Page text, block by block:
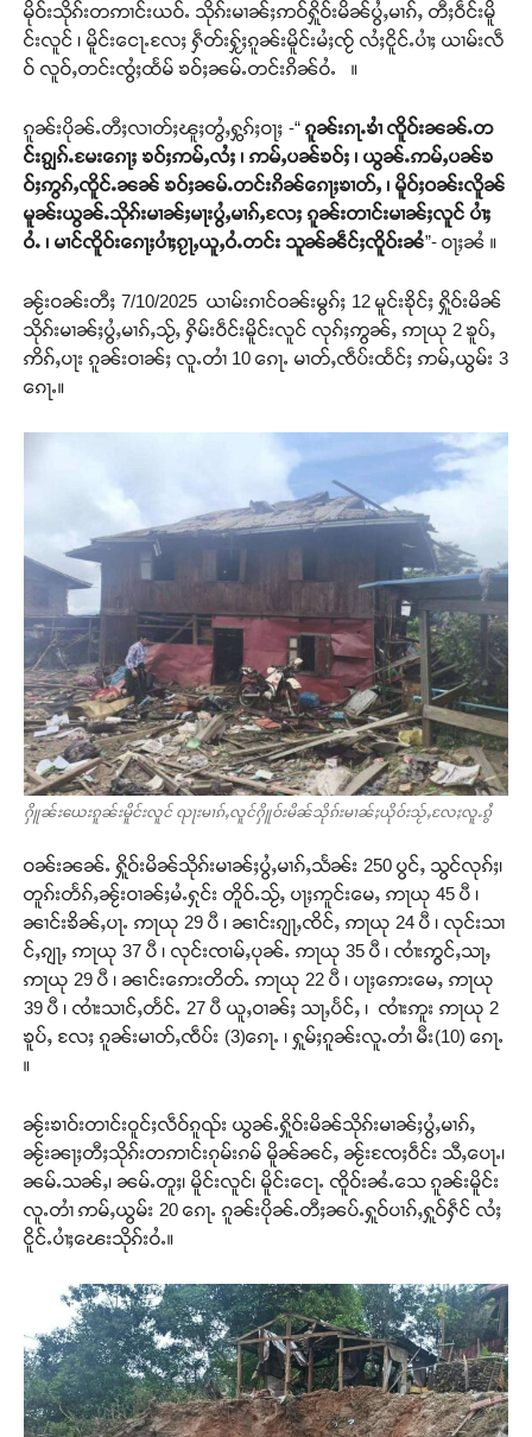
မိုဝ်းသိုၵ်းတဢၢင်းယဝ်ႉ သိုၵ်းမၢၼ်ႈဢဝ်ႁိူဝ်းမိၼ်ပွႆႇမၢၵ်ႇ တီႈဝဵင်းမိူ
င်းလူင် ၊ မိူင်းငေႃႉလႄႈ ႁဵတ်းႁႂ်ႈၵူၼ်းမိူင်းမႆႈၸႂ် လႆႈငိူင်ႉပၢႆႈ ယၢမ်းလဵ
ဝ် လူဝ်ႇတင်းၸွႆႈထႅမ် ၶဝ်ႈၼမ်ႉတင်းၵိၼ်ဝႆႉ ။
ၵူၼ်းပိုၼ်ႉတီႈလၢတ်ႈၽူႈတွႆႇႁွၵ်ႈဝႃႈ -“ ၵူၼ်းၵႃႉၶၢႆ ၸိူဝ်းၼၼ်ႉတ
င်းၵျွၵ်ႉမႄးၵေႃႈ ၶဝ်ႈဢမ်ႇလႆႈ ၊ ဢမ်ႇပၼ်ၶဝ်ႈ ၊ ယွၼ်ႉဢမ်ႇပၼ်ၶ
ဝ်ႈဢွၵ်ႇၸိူင်ႉၼၼ် ၶဝ်ႈၼမ်ႉတင်းၵိၼ်ၵေႃႈၶၢတ်ႇ ၊ မိူဝ်ႈဝၼ်းလိူၼ်
မူၼ်းယွၼ်ႉသိုၵ်းမၢၼ်ႈမႃးပွႆႇမၢၵ်ႇလႄႈ ၵူၼ်းတၢင်းမၢၼ်ႈလူင် ပၢႆႈ
ဝႆႉ ၊ မၢင်ၸိူဝ်းၵေႃႈပၢႆႈၵႂႃႇယူႇဝႆႉတင်း သူၼ်ၼဵင်ႈၸိူဝ်းၼႆ”- ဝႃႈၼႆ ။
ၼႂ်းဝၼ်းတီႈ 7/10/2025 ယၢမ်းၵၢင်ဝၼ်းမွၵ်ႈ 12 မူင်းၶိုင်ႈ ႁိူဝ်းမိၼ်
သိုၵ်းမၢၼ်ႈပွႆႇမၢၵ်ႇသႂ်ႇ ႁိမ်းဝဵင်းမိူင်းလူင် လုၵ်ႈဢွၼ်ႇ ဢႃယု 2 ၶူပ်ႇ
ဢိၵ်ႇပႃး ၵူၼ်းဝၢၼ်ႈ လူႉတၢႆ 10 ၵေႃႉ မၢတ်ႇၸဵပ်းထႅင်ႈ ဢမ်ႇယွမ်း 3
ၵေႃႉ။
ႁိူၼ်းယေးၵူၼ်းမိူင်းလူင် ၺႃးမၢၵ်ႇလူင်ႁိူဝ်းမိၼ်သိုၵ်းမၢၼ်ႈယိုဝ်းသႂ်ႇလႄႈလူႉၵွႆ
ဝၼ်းၼၼ်ႉ ႁိူဝ်းမိၼ်သိုၵ်းမၢၼ်ႈပွႆႇမၢၵ်ႇသႅၼ်း 250 ပွင်ႇ သွင်လုၵ်ႈ၊
တူၵ်းတႅၵ်ႇၼႂ်းဝၢၼ်ႈမႆႉႁုင်း တိူဝ်ႉသႂ်ႇ ပႃႈဢူင်းမေႇ ဢႃယု 45 ပီ ၊
ၼၢင်းၶိၼ်ႇပႃႉ ဢႃယု 29 ပီ ၊ ၼၢင်းၵျႃႇၸိင်ႇ ဢႃယု 24 ပီ ၊ လုင်းသၢ
င်ႇၵျႃႇ ဢႃယု 37 ပီ ၊ လုင်းၸၢမ်ႇပုၼ်ႉ ဢႃယု 35 ပီ ၊ ၸၢႆးဢွင်ႇသႃႇ
ဢႃယု 29 ပီ ၊ ၼၢင်းဢေးတိတ်ႉ ဢႃယု 22 ပီ ၊ ပႃႈဢေးမေႇ ဢႃယု
39 ပီ ၊ ၸၢႆးသၢင်ႇတႅင်ႉ 27 ပီ ယူႇဝၢၼ်ႈ သႃႇပႅင်ႇ ၊ ၸၢႆးဢူး ဢႃယု 2
ၶူပ်ႇ လႄႈ ၵူၼ်းမၢတ်ႇၸဵပ်း (3)ၵေႃႉ ၊ ႁူမ်ႈၵူၼ်းလူႉတၢႆ မီး(10) ၵေႃႉ
။
ၼႂ်းၶၢဝ်းတၢင်းဝူင်ႈလဵဝ်ၵူၺ်း ယွၼ်ႉႁိူဝ်းမိၼ်သိုၵ်းမၢၼ်ႈပွႆႇမၢၵ်ႇ
ၼႂ်းၼႃႈတီႈသိုၵ်းတဢၢင်းၵုမ်းၵမ် မိူၼ်ၼင်ႇ ၼႂ်းၸႄႈဝဵင်း သီႇပေႃႉ၊
ၼမ်ႉသၼ်ႇ၊ ၼမ်ႉတူႈ၊ မိူင်းလူင်၊ မိူင်းငေႃႉ ၸိူဝ်းၼႆႉသေ ၵူၼ်းမိူင်း
လူႉတၢႆ ဢမ်ႇယွမ်း 20 ၵေႃႉ ၵူၼ်းပိုၼ်ႉတီႈၼပ်ႉႁူဝ်ပၢၵ်ႇႁူဝ်ႁဵင် လႆႈ
ငိူင်ႉပၢႆႈၽေးသိုၵ်းဝႆႉ။